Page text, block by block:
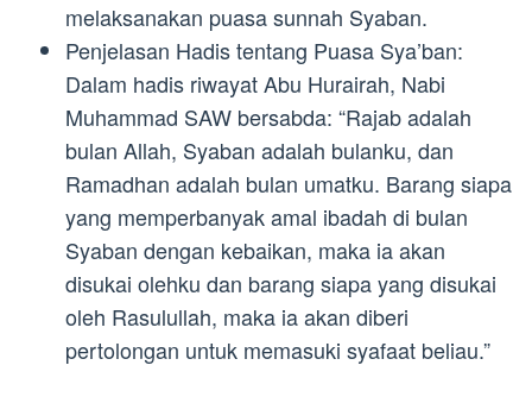
melaksanakan puasa sunnah Syaban.
Penjelasan Hadis tentang Puasa Sya’ban:
Dalam hadis riwayat Abu Hurairah, Nabi
Muhammad SAW bersabda: “Rajab adalah
bulan Allah, Syaban adalah bulanku, dan
Ramadhan adalah bulan umatku. Barang siapa
yang memperbanyak amal ibadah di bulan
Syaban dengan kebaikan, maka ia akan
disukai olehku dan barang siapa yang disukai
oleh Rasulullah, maka ia akan diberi
pertolongan untuk memasuki syafaat beliau.”